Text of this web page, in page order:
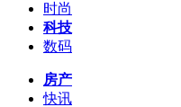
时尚
科技
数码
房产
快讯